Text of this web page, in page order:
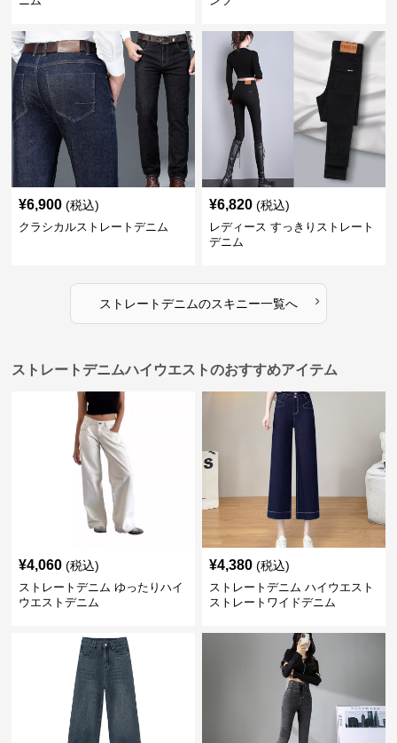
¥6,900 (税込)
クラシカルストレートデニム
¥6,820 (税込)
レディース すっきりストレート
デニム
ストレートデニムのスキニー一覧へ ›
ストレートデニムハイウエストのおすすめアイテム
¥4,060 (税込)
ストレートデニム ゆったりハイ
ウエストデニム
¥4,380 (税込)
ストレートデニム ハイウエスト
ストレートワイドデニム